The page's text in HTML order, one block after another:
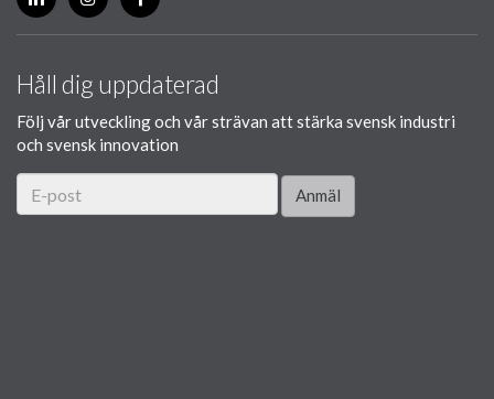
Håll dig uppdaterad
Följ vår utveckling och vår strävan att stärka svensk industri
och svensk innovation
Anmäl